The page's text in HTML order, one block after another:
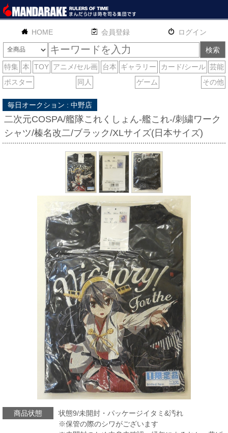
HOME English 通販 サイトマップ お問い合わせ
毎日オークション : 中野店
二次元COSPA/艦隊これくしょん-艦これ-/刺繍ワーク
シャツ/榛名改二/ブラック/XLサイズ(日本サイズ)
商品状態
状態9/未開封・パッケージイタミ&汚れ
※保管の際のシワがございます